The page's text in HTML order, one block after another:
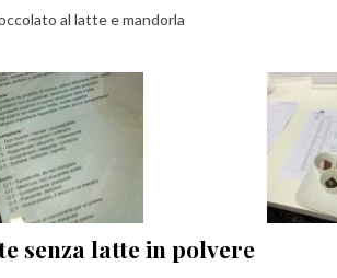
al latte e mandorla
senza latte in polvere